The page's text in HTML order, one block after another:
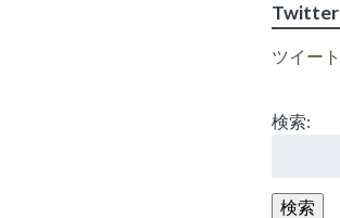
プ
ロ
フ
ィ
を
Twitter
Twitter
ツイート
検索:
検索